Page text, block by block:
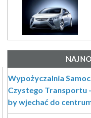
Wypożyczalnia
Czystego Transportu
by wjechać do